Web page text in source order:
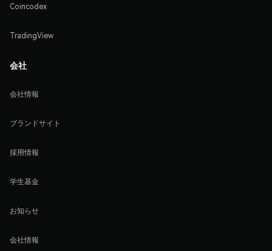
Coincodex
TradingView
会社
会社情報
ブランドサイト
採用情報
学生基金
お知らせ
会社情報